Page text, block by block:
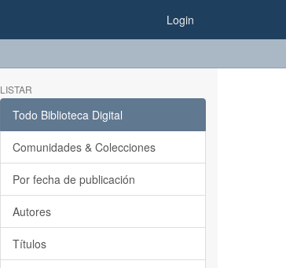
Login
LISTAR
Todo Biblioteca Digital
Comunidades & Colecciones
Por fecha de publicación
Autores
Títulos